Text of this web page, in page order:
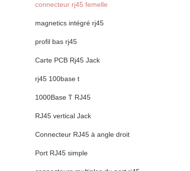
connecteur rj45 femelle
magnetics intégré rj45
profil bas rj45
Carte PCB Rj45 Jack
rj45 100base t
1000Base T RJ45
RJ45 vertical Jack
Connecteur RJ45 à angle droit
Port RJ45 simple